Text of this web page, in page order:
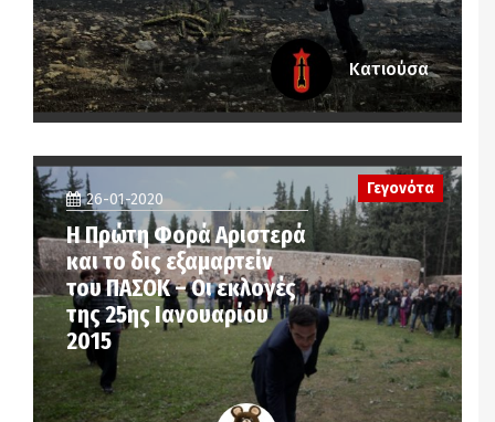
Κατιούσα
26-01-2020
Η Πρώτη Φορά Αριστερά
και το δις εξαμαρτείν
του ΠΑΣΟΚ – Οι εκλογές
της 25ης Ιανουαρίου
2015
Γεγονότα